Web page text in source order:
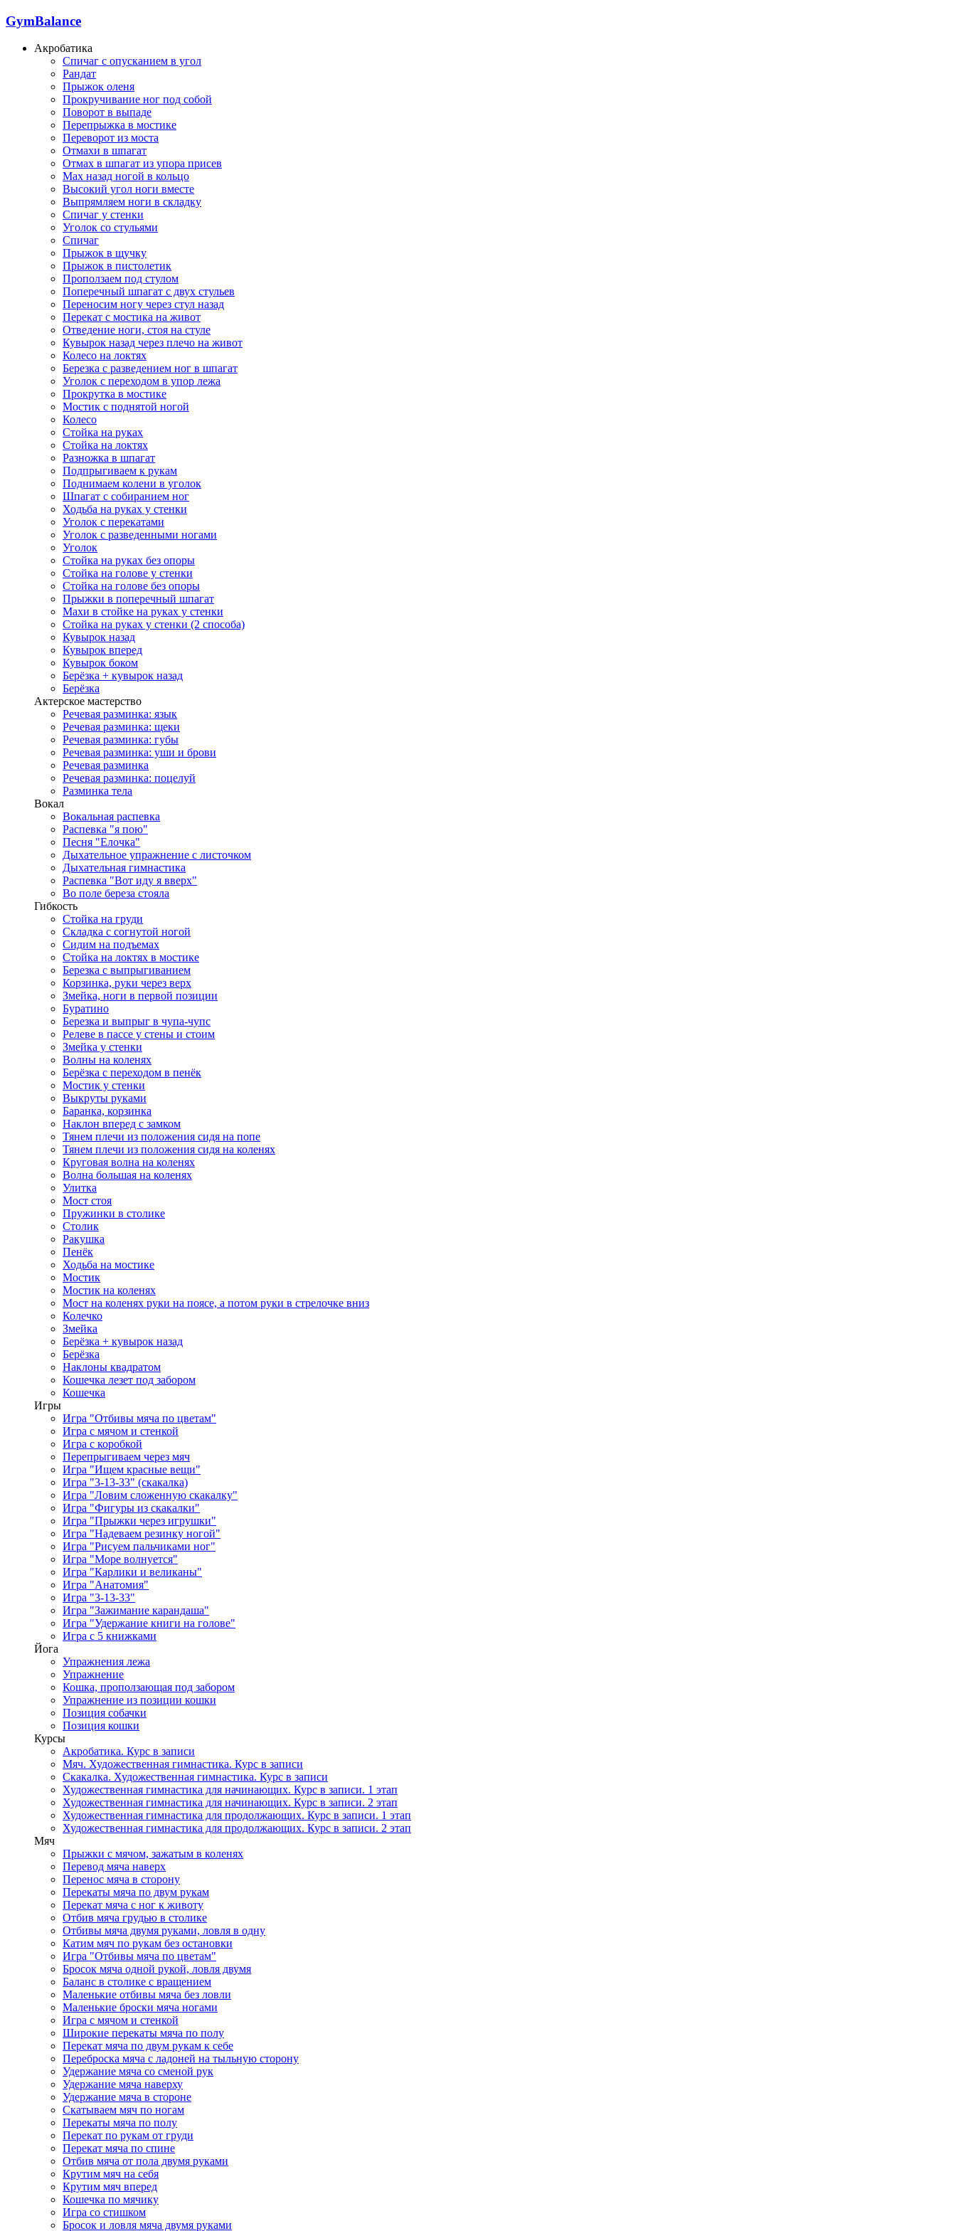
GymBalance
Акробатика
Спичаг с опусканием в угол
Рандат
Прыжок оленя
Прокручивание ног под собой
Поворот в выпаде
Перепрыжка в мостике
Переворот из моста
Отмахи в шпагат
Отмах в шпагат из упора присев
Мах назад ногой в кольцо
Высокий угол ноги вместе
Выпрямляем ноги в складку
Спичаг у стенки
Уголок со стульями
Спичаг
Прыжок в щучку
Прыжок в пистолетик
Проползаем под стулом
Поперечный шпагат с двух стульев
Переносим ногу через стул назад
Перекат с мостика на живот
Отведение ноги, стоя на стуле
Кувырок назад через плечо на живот
Колесо на локтях
Березка с разведением ног в шпагат
Уголок с переходом в упор лежа
Прокрутка в мостике
Мостик с поднятой ногой
Колесо
Стойка на руках
Стойка на локтях
Разножка в шпагат
Подпрыгиваем к рукам
Поднимаем колени в уголок
Шпагат с собиранием ног
Ходьба на руках у стенки
Уголок с перекатами
Уголок с разведенными ногами
Уголок
Стойка на руках без опоры
Стойка на голове у стенки
Стойка на голове без опоры
Прыжки в поперечный шпагат
Махи в стойке на руках у стенки
Стойка на руках у стенки (2 способа)
Кувырок назад
Кувырок вперед
Кувырок боком
Берёзка + кувырок назад
Берёзка
Актерское мастерство
Речевая разминка: язык
Речевая разминка: щеки
Речевая разминка: губы
Речевая разминка: уши и брови
Речевая разминка
Речевая разминка: поцелуй
Разминка тела
Вокал
Вокальная распевка
Распевка "я пою"
Песня "Елочка"
Дыхательное упражнение с листочком
Дыхательная гимнастика
Распевка "Вот иду я вверх"
Во поле береза стояла
Гибкость
Стойка на груди
Складка с согнутой ногой
Сидим на подъемах
Стойка на локтях в мостике
Березка с выпрыгиванием
Корзинка, руки через верх
Змейка, ноги в первой позиции
Буратино
Березка и выпрыг в чупа-чупс
Релеве в пассе у стены и стоим
Змейка у стенки
Волны на коленях
Берёзка с переходом в пенёк
Мостик у стенки
Выкруты руками
Баранка, корзинка
Наклон вперед с замком
Тянем плечи из положения сидя на попе
Тянем плечи из положения сидя на коленях
Круговая волна на коленях
Волна большая на коленях
Улитка
Мост стоя
Пружинки в столике
Столик
Ракушка
Пенёк
Ходьба на мостике
Мостик
Мостик на коленях
Мост на коленях руки на поясе, а потом руки в стрелочке вниз
Колечко
Змейка
Берёзка + кувырок назад
Берёзка
Наклоны квадратом
Кошечка лезет под забором
Кошечка
Игры
Игра "Отбивы мяча по цветам"
Игра с мячом и стенкой
Игра с коробкой
Перепрыгиваем через мяч
Игра "Ищем красные вещи"
Игра "3-13-33" (скакалка)
Игра "Ловим сложенную скакалку"
Игра "Фигуры из скакалки"
Игра "Прыжки через игрушки"
Игра "Надеваем резинку ногой"
Игра "Рисуем пальчиками ног"
Игра "Море волнуется"
Игра "Карлики и великаны"
Игра "Анатомия"
Игра "3-13-33"
Игра "Зажимание карандаша"
Игра "Удержание книги на голове"
Игра с 5 книжками
Йога
Упражнения лежа
Упражнение
Кошка, проползающая под забором
Упражнение из позиции кошки
Позиция собачки
Позиция кошки
Курсы
Акробатика. Курс в записи
Мяч. Художественная гимнастика. Курс в записи
Скакалка. Художественная гимнастика. Курс в записи
Художественная гимнастика для начинающих. Курс в записи. 1 этап
Художественная гимнастика для начинающих. Курс в записи. 2 этап
Художественная гимнастика для продолжающих. Курс в записи. 1 этап
Художественная гимнастика для продолжающих. Курс в записи. 2 этап
Мяч
Прыжки с мячом, зажатым в коленях
Перевод мяча наверх
Перенос мяча в сторону
Перекаты мяча по двум рукам
Перекат мяча с ног к животу
Отбив мяча грудью в столике
Отбивы мяча двумя руками, ловля в одну
Катим мяч по рукам без остановки
Игра "Отбивы мяча по цветам"
Бросок мяча одной рукой, ловля двумя
Баланс в столике с вращением
Маленькие отбивы мяча без ловли
Маленькие броски мяча ногами
Игра с мячом и стенкой
Широкие перекаты мяча по полу
Перекат мяча по двум рукам к себе
Переброска мяча с ладоней на тыльную сторону
Удержание мяча со сменой рук
Удержание мяча наверху
Удержание мяча в стороне
Скатываем мяч по ногам
Перекаты мяча по полу
Перекат по рукам от груди
Перекат мяча по спине
Отбив мяча от пола двумя руками
Крутим мяч на себя
Крутим мяч вперед
Кошечка по мячику
Игра со стишком
Бросок и ловля мяча двумя руками